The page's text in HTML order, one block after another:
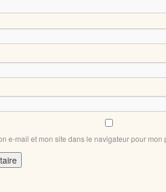
e-mail et mon site dans le navigateur pour